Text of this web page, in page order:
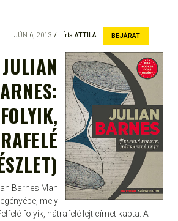
BEJÁRAT
ÍrtaATTILA
JÚN 6, 2013
JULIAN
Barnes Man
mely
folyik, hátrafelé lejt címet kapta. A